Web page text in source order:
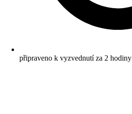
připraveno k vyzvednutí za 2 hodiny